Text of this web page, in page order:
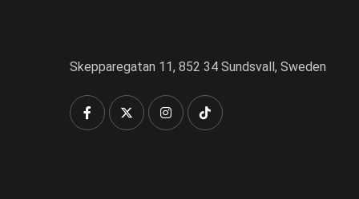
Skepparegatan 11, 852 34 Sundsvall, Sweden